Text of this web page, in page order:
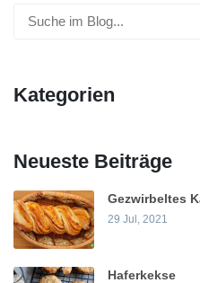
Kategorien
Neueste Beiträge
Gezwirbeltes
29 Jul, 2021
Haferkekse